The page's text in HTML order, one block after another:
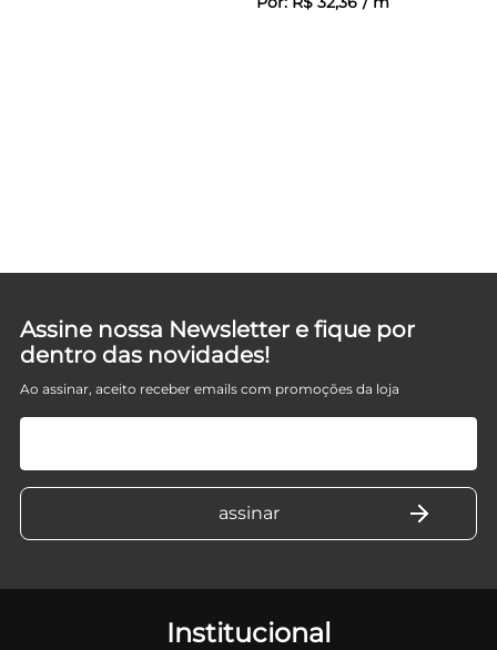
Assine nossa Newsletter e fique por
dentro das novidades!
Ao assinar, aceito receber emails com promoções da loja
Institucional